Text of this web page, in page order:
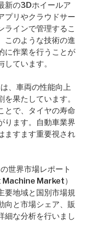
新の3Dホイールア
プリやクラウドサー
ラインで管理するこ
このような技術の進
に作業を行うことが
ています。
、車両の性能向上
果たしています。
とで、タイヤの寿命
ります。自動車業界
ますます重要視され
世界市場レポート
Market）
要地域と国別市場規
向と市場シェア、販
細な分析を行いまし